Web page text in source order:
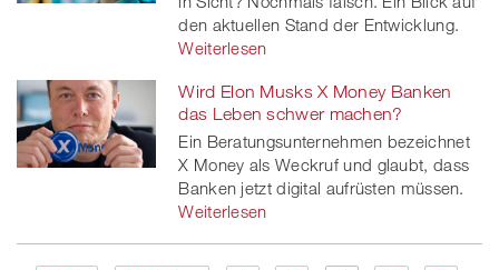
den aktuellen Stand der Entwicklung.
Weiterlesen
Wird Elon Musks X Money Banken
das Leben schwer machen?
Ein Beratungsunternehmen bezeichnet
X Money als Weckruf und glaubt, dass
Banken jetzt digital aufrüsten müssen.
Weiterlesen